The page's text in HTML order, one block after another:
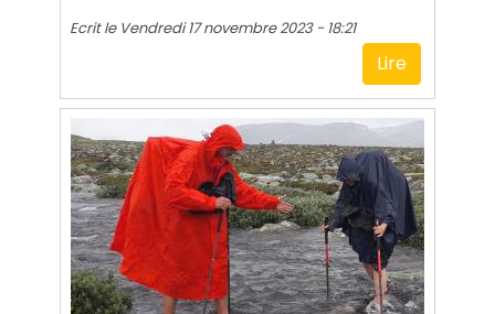
Ecrit le Vendredi 17 novembre 2023 - 18:21
Lire